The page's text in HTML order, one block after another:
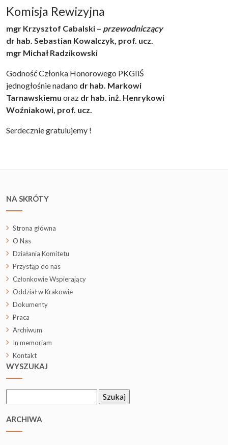
Komisja Rewizyjna
mgr Krzysztof Cabalski – przewodniczący
dr hab. Sebastian Kowalczyk, prof. ucz.
mgr Michał Radzikowski
Godność Członka Honorowego PKGIiŚ
jednogłośnie nadano dr hab. Markowi
Tarnawskiemu oraz dr hab. inż. Henrykowi
Woźniakowi, prof. ucz.
Serdecznie gratulujemy !
NA SKRÓTY
Strona główna
O Nas
Działania Komitetu
Przystąp do nas
Członkowie Wspierający
Oddział w Krakowie
Dokumenty
Praca
Archiwum
In memoriam
Kontakt
WYSZUKAJ
ARCHIWA